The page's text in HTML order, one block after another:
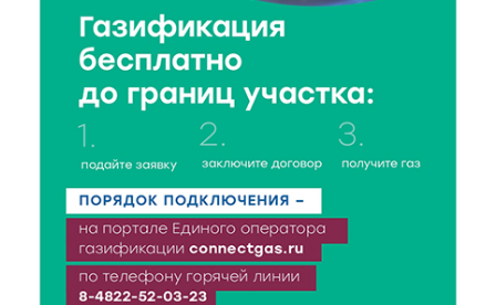
реставрация фасада исторической
Крестовоздвиженской церкви
7 Авг 2026 18:01 232
День арбуза отметили ребята в Андреапольском
Доме культуры
7 Авг 2026 17:02 274
Названы первые победители программы «Земский
работник культуры» в Тверской области